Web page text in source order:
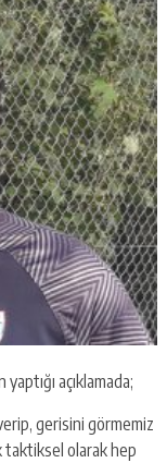
açıklamada;
gerisini görmemiz
taktiksel olarak hep